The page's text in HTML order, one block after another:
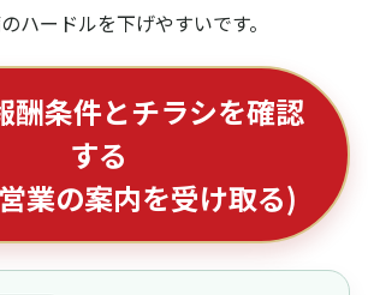
ハードルを下げやすいです。
酬条件とチラシを確認
する
業の案内を受け取る)